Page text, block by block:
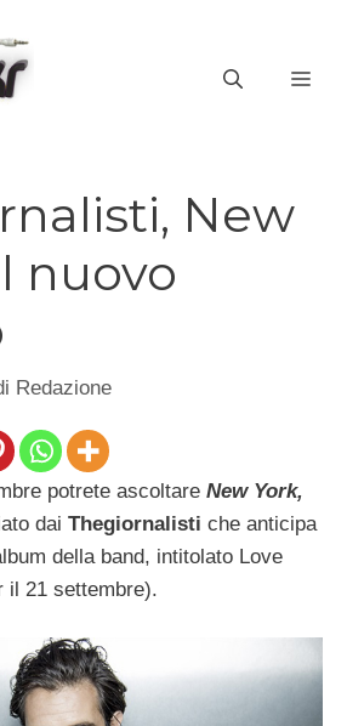
New
nuovo
Redazione
potrete ascoltare New York,
dai Thegiornalisti che anticipa
della band, intitolato Love
il 21 settembre).